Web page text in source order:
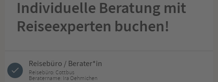
Individuelle Beratung mit
Reiseexperten buchen!
Reisebüro / Berater*in
Reisebüro: Cottbus
Beratername: Ira Oehmichen